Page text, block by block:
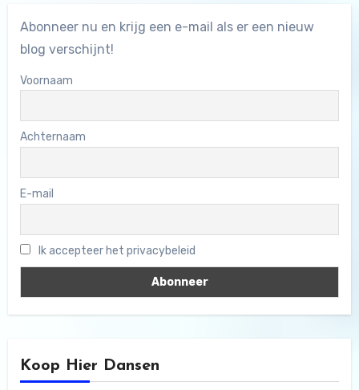
Abonneer nu en krijg een e-mail als er een nieuw
blog verschijnt!
Voornaam
Achternaam
E-mail
Ik accepteer het privacybeleid
Koop Hier Dansen